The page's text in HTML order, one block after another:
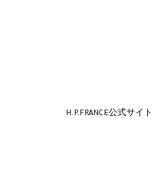
H.P.FRANCE公式サイト